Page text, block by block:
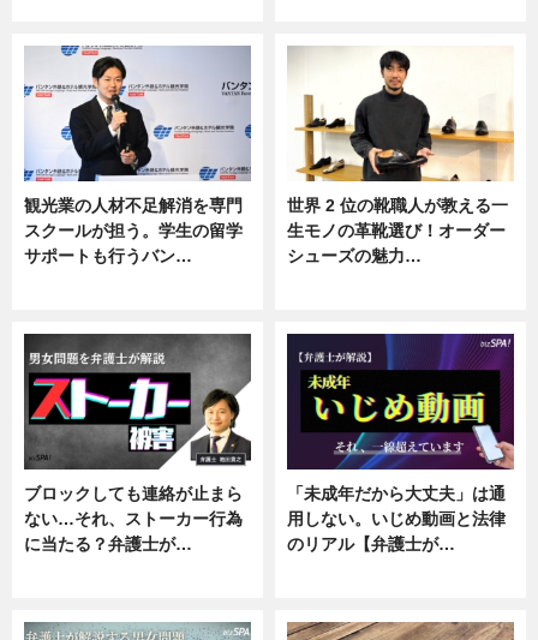
観光業の人材不足解消を専門
スクールが担う。学生の留学
サポートも行うバン…
世界 2 位の靴職人が教える一
生モノの革靴選び！オーダー
シューズの魅力…
ブロックしても連絡が止まら
ない…それ、ストーカー行為
に当たる？弁護士が…
「未成年だから大丈夫」は通
用しない。いじめ動画と法律
のリアル【弁護士が…